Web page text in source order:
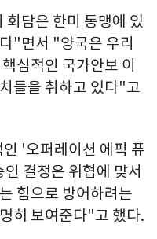
담은 한미 동맹에 있
"면서 "양국은 우리
심적인 국가안보 이
들을 취하고 있다"고
'오퍼레이션 에픽 퓨
결정은 위협에 맞서
힘으로 방어하려는
히 보여준다"고 했다.